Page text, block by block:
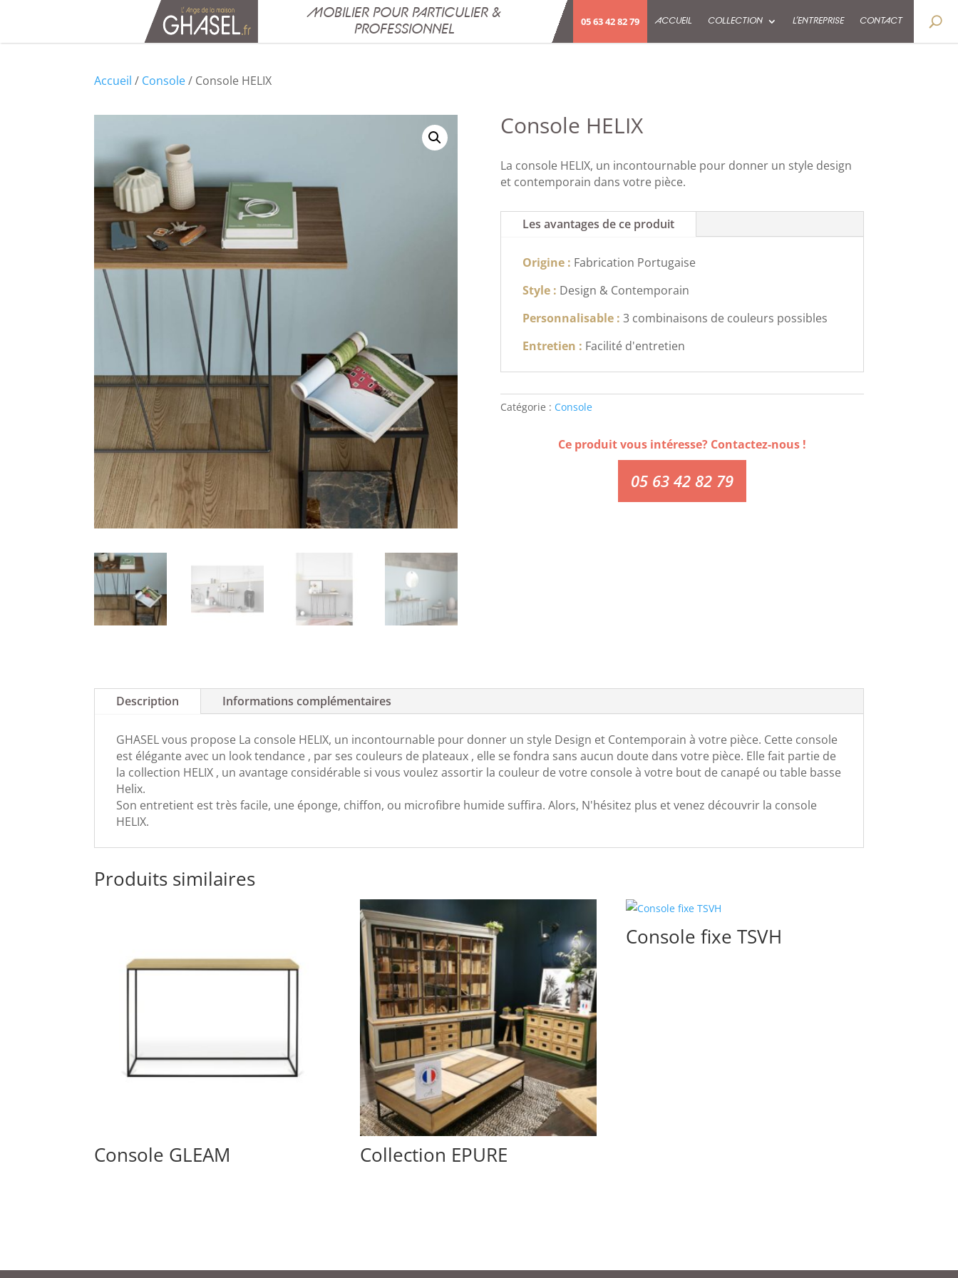
MOBILIER POUR PARTICULIER &
PROFESSIONNEL
05 63 42 82 79 ACCUEIL COLLECTION L’ENTREPRISE CONTACT
Accueil / Console/ Console HELIX
Console HELIX
La console HELIX, un incontournable pour donner un style design
et contemporain dans votre pièce.
Les avantages de ce produit
Origine : Fabrication Portugaise
Style : Design & Contemporain
Personnalisable : 3 combinaisons de couleurs possibles
Entretien : Facilité d'entretien
Catégorie : Console
Ce produit vous intéresse? Contactez-nous !
05 63 42 82 79
Description Informations complémentaires
GHASEL vous propose La console HELIX, un incontournable pour donner un style Design et Contemporain à votre pièce. Cette console
est élégante avec un look tendance , par ses couleurs de plateaux , elle se fondra sans aucun doute dans votre pièce. Elle fait partie de
la collection HELIX , un avantage considérable si vous voulez assortir la couleur de votre console à votre bout de canapé ou table basse
Helix.
Son entretient est très facile, une éponge, chiffon, ou microfibre humide suffira. Alors, N'hésitez plus et venez découvrir la console
HELIX.
Produits similaires
Console GLEAM Collection EPURE
Console fixe TSVH